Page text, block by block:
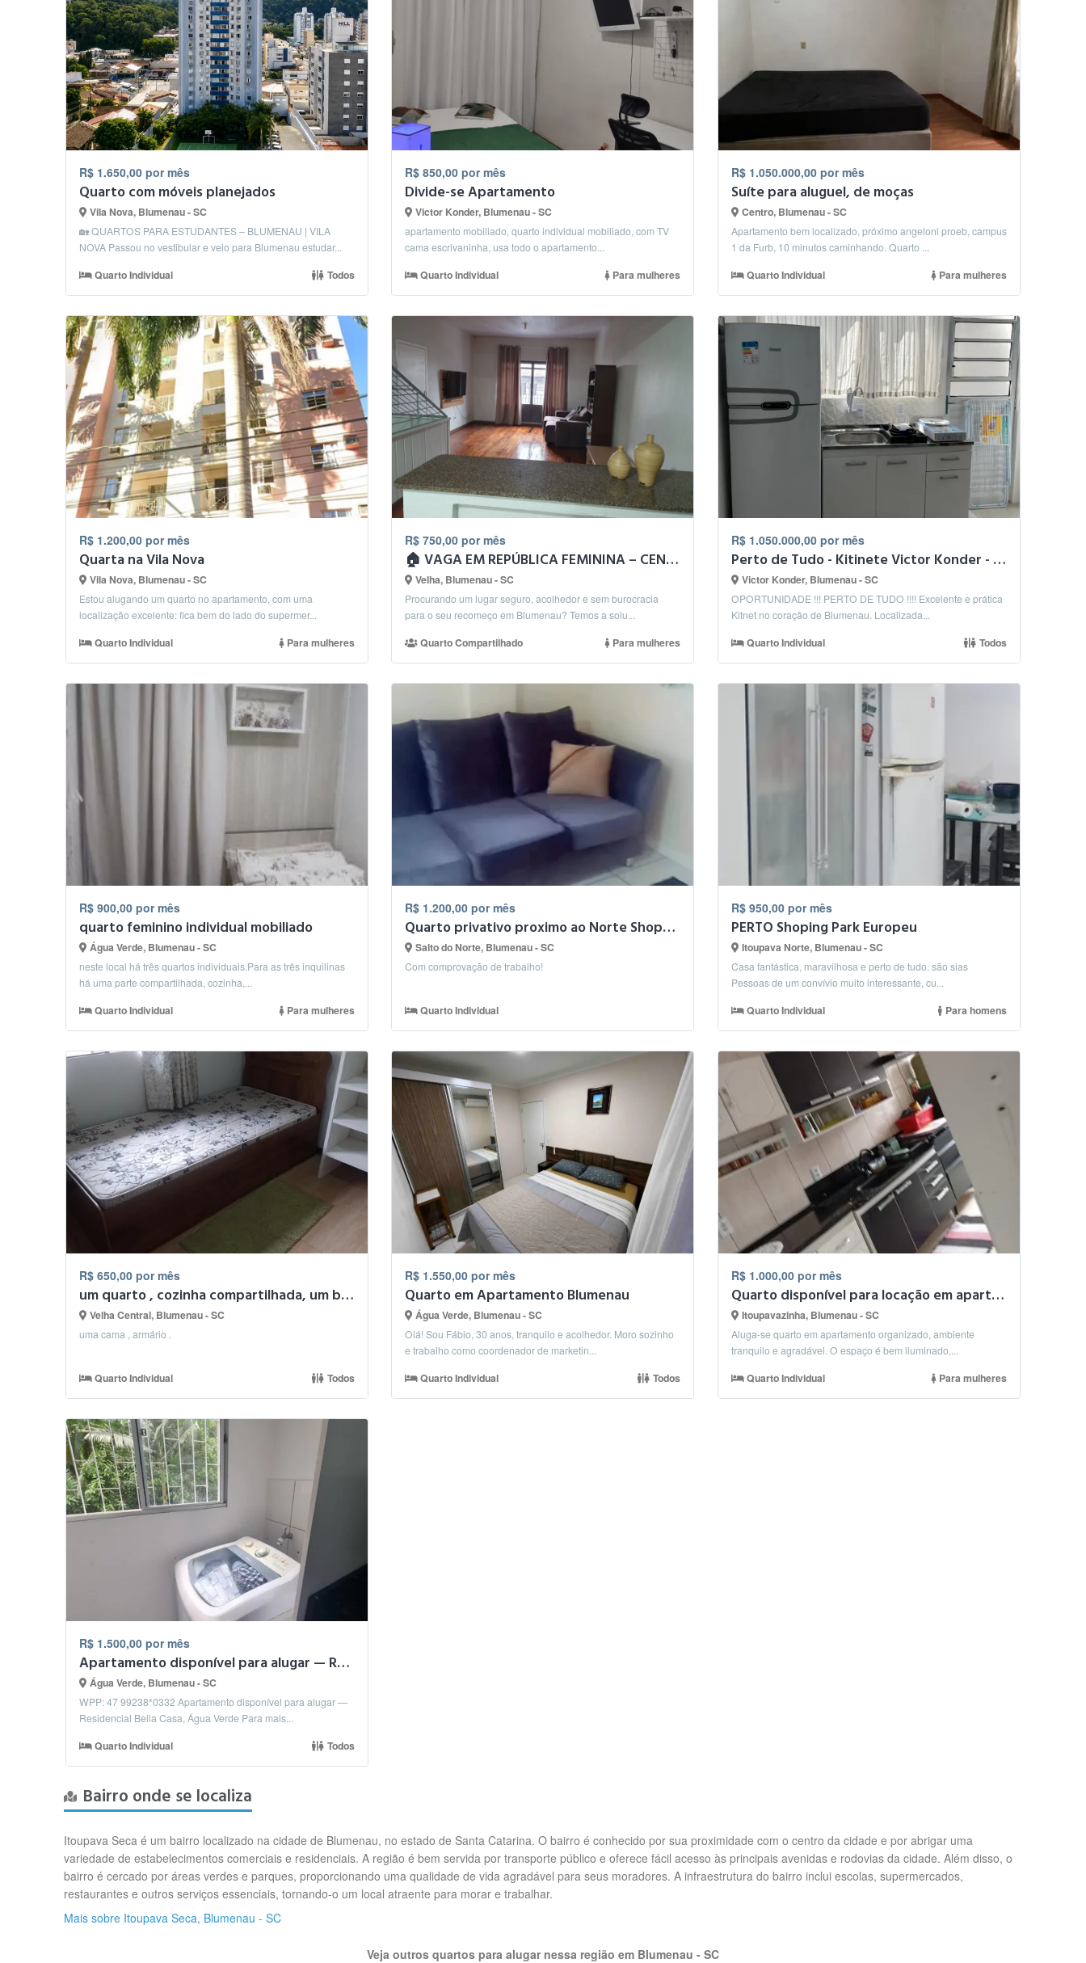
R$ 1.650,00 por mês
Quarto com móveis planejados
Vila Nova, Blumenau - SC
🏡 QUARTOS PARA ESTUDANTES – BLUMENAU | VILA
NOVA Passou no vestibular e veio para Blumenau estudar...
Quarto Individual Todos
R$ 850,00 por mês
Divide-se Apartamento
Victor Konder, Blumenau - SC
apartamento mobiliado, quarto individual mobiliado, com TV
cama escrivaninha, usa todo o apartamento...
Quarto Individual Para mulheres
R$ 1.050.000,00 por mês
Suíte para aluguel, de moças
Centro, Blumenau - SC
Apartamento bem localizado, próximo angeloni proeb, campus
1 da Furb, 10 minutos caminhando. Quarto ...
Quarto Individual Para mulheres
R$ 1.200,00 por mês
Quarta na Vila Nova
Vila Nova, Blumenau - SC
Estou alugando um quarto no apartamento, com uma
localização excelente: fica bem do lado do supermer...
Quarto Individual Para mulheres
R$ 750,00 por mês
🏠 VAGA EM REPÚBLICA FEMININA – CENTRO DE BLUMENAU 🌸
Velha, Blumenau - SC
Procurando um lugar seguro, acolhedor e sem burocracia
para o seu recomeço em Blumenau? Temos a solu...
Quarto Compartilhado Para mulheres
R$ 1.050.000,00 por mês
Perto de Tudo - Kitinete Victor Konder - Mobiliada
Victor Konder, Blumenau - SC
OPORTUNIDADE !!! PERTO DE TUDO !!!! Excelente e prática
Kitnet no coração de Blumenau. Localizada...
Quarto Individual Todos
R$ 900,00 por mês
quarto feminino individual mobiliado
Água Verde, Blumenau - SC
neste local há três quartos individuais.Para as três inquilinas
há uma parte compartilhada, cozinha,...
Quarto Individual Para mulheres
R$ 1.200,00 por mês
Quarto privativo proximo ao Norte Shopping
Salto do Norte, Blumenau - SC
Com comprovação de trabalho!
Quarto Individual
R$ 950,00 por mês
PERTO Shoping Park Europeu
Itoupava Norte, Blumenau - SC
Casa fantástica, maravilhosa e perto de tudo. são sias
Pessoas de um convívio muito interessante, cu...
Quarto Individual Para homens
R$ 650,00 por mês
um quarto , cozinha compartilhada, um banheiro ..
Velha Central, Blumenau - SC
uma cama , armário .
Quarto Individual Todos
R$ 1.550,00 por mês
Quarto em Apartamento Blumenau
Água Verde, Blumenau - SC
Olá! Sou Fábio, 30 anos, tranquilo e acolhedor. Moro sozinho
e trabalho como coordenador de marketin...
Quarto Individual Todos
R$ 1.000,00 por mês
Quarto disponível para locação em apartamento aconchegante!
Itoupavazinha, Blumenau - SC
Aluga-se quarto em apartamento organizado, ambiente
tranquilo e agradável. O espaço é bem iluminado,...
Quarto Individual Para mulheres
R$ 1.500,00 por mês
Apartamento disponível para alugar — Residencial Bella Casa
Água Verde, Blumenau - SC
WPP: 47 99238*0332 Apartamento disponível para alugar —
Residencial Bella Casa, Água Verde Para mais...
Quarto Individual Todos
Bairro onde se localiza
Itoupava Seca é um bairro localizado na cidade de Blumenau, no estado de Santa Catarina. O bairro é conhecido por sua proximidade com o centro da cidade e por abrigar uma
variedade de estabelecimentos comerciais e residenciais. A região é bem servida por transporte público e oferece fácil acesso às principais avenidas e rodovias da cidade. Além disso, o
bairro é cercado por áreas verdes e parques, proporcionando uma qualidade de vida agradável para seus moradores. A infraestrutura do bairro inclui escolas, supermercados,
restaurantes e outros serviços essenciais, tornando-o um local atraente para morar e trabalhar.
Mais sobre Itoupava Seca, Blumenau - SC
Veja outros quartos para alugar nessa região em Blumenau - SC